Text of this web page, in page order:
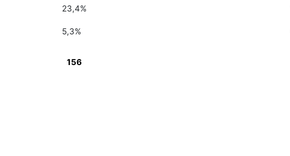
23,4%
5,3%
156